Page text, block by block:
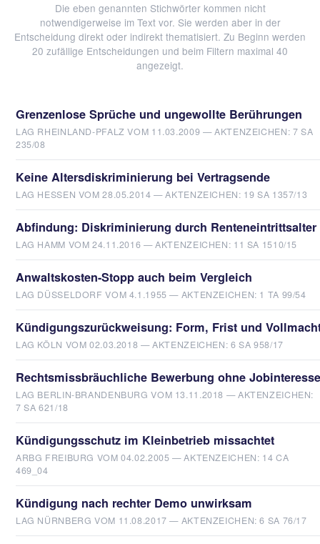
Die eben genannten Stichwörter kommen nicht
notwendigerweise im Text vor. Sie werden aber in der
Entscheidung direkt oder indirekt thematisiert. Zu Beginn werden
20 zufällige Entscheidungen und beim Filtern maximal 40
angezeigt.
Grenzenlose Sprüche und ungewollte Berührungen
LAG RHEINLAND-PFALZ VOM 11.03.2009 — AKTENZEICHEN: 7 SA
235/08
Keine Altersdiskriminierung bei Vertragsende
LAG HESSEN VOM 28.05.2014 — AKTENZEICHEN: 19 SA 1357/13
Abfindung: Diskriminierung durch Renteneintrittsalter
LAG HAMM VOM 24.11.2016 — AKTENZEICHEN: 11 SA 1510/15
Anwaltskosten-Stopp auch beim Vergleich
LAG DÜSSELDORF VOM 4.1.1955 — AKTENZEICHEN: 1 TA 99/54
Kündigungszurückweisung: Form, Frist und
LAG KÖLN VOM 02.03.2018 — AKTENZEICHEN: 6 SA 958/17
Rechtsmissbräuchliche Bewerbung ohne Jobinteresse
LAG BERLIN-BRANDENBURG VOM 13.11.2018 — AKTENZEICHEN:
7 SA 621/18
Kündigungsschutz im Kleinbetrieb missachtet
ARBG FREIBURG VOM 04.02.2005 — AKTENZEICHEN: 14 CA
469_04
Kündigung nach rechter Demo unwirksam
LAG NÜRNBERG VOM 11.08.2017 — AKTENZEICHEN: 6 SA 76/17